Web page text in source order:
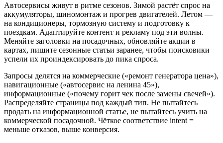
Автосервисы живут в ритме сезонов. Зимой растёт спрос на
аккумуляторы, шиномонтаж и прогрев двигателей. Летом —
на кондиционеры, тормозную систему и подготовку к
поездкам. Адаптируйте контент и рекламу под эти волны.
Меняйте заголовки на посадочных, обновляйте акции в
картах, пишите сезонные статьи заранее, чтобы поисковики
успели их проиндексировать до пика спроса.
Запросы делятся на коммерческие («ремонт генератора цена»),
навигационные («автосервис на ленина 45»),
информационные («почему горит чек после замены свечей»).
Распределяйте страницы под каждый тип. Не пытайтесь
продать на информационной статье, не пытайтесь учить на
коммерческой посадочной. Чёткое соответствие intent =
меньше отказов, выше конверсия.